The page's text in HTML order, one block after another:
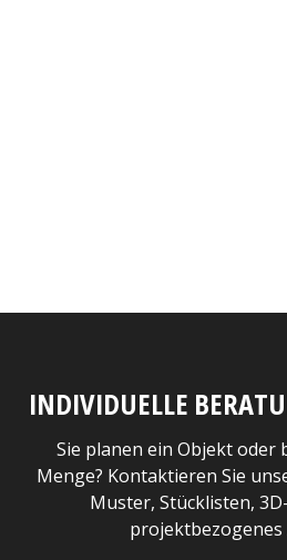
INDIVIDUELLE
Sie planen ein Objekt
Menge? Kontaktieren Sie
Muster, Stücklisten,
projektbezogenes